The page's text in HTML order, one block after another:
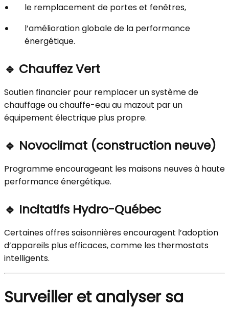
le remplacement de portes et fenêtres,
l’amélioration globale de la performance
énergétique.
🔹 Chauffez Vert
Soutien financier pour remplacer un système de
chauffage ou chauffe-eau au mazout par un
équipement électrique plus propre.
🔹 Novoclimat (construction neuve)
Programme encourageant les maisons neuves à haute
performance énergétique.
🔹 Incitatifs Hydro-Québec
Certaines offres saisonnières encouragent l’adoption
d’appareils plus efficaces, comme les thermostats
intelligents.
Surveiller et analyser sa